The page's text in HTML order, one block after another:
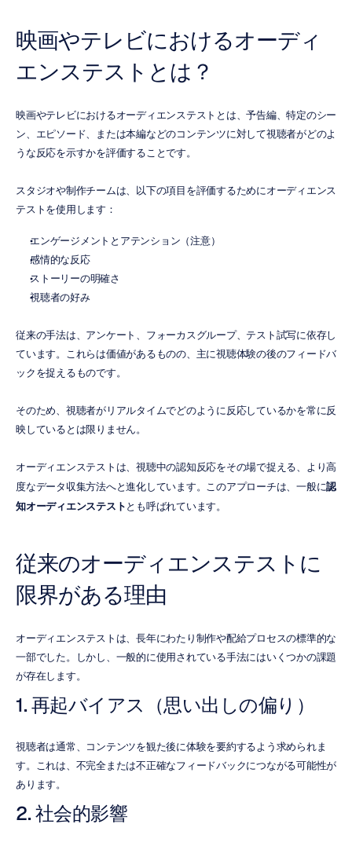
映画やテレビにおけるオーディ
エンステストとは？
映画やテレビにおけるオーディエンステストとは、予告編、特定のシー
ン、エピソード、または本編などのコンテンツに対して視聴者がどのよ
うな反応を示すかを評価することです。
スタジオや制作チームは、以下の項目を評価するためにオーディエンス
テストを使用します：
エンゲージメントとアテンション（注意）
感情的な反応
ストーリーの明確さ
視聴者の好み
従来の手法は、アンケート、フォーカスグループ、テスト試写に依存し
ています。これらは価値があるものの、主に視聴体験の後のフィードバ
ックを捉えるものです。
そのため、視聴者がリアルタイムでどのように反応しているかを常に反
映しているとは限りません。
オーディエンステストは、視聴中の認知反応をその場で捉える、より高
度なデータ収集方法へと進化しています。このアプローチは、一般に認
知オーディエンステストとも呼ばれています。
従来のオーディエンステストに
限界がある理由
オーディエンステストは、長年にわたり制作や配給プロセスの標準的な
一部でした。しかし、一般的に使用されている手法にはいくつかの課題
が存在します。
1. 再起バイアス（思い出しの偏り）
視聴者は通常、コンテンツを観た後に体験を要約するよう求められま
す。これは、不完全または不正確なフィードバックにつながる可能性が
あります。
2. 社会的影響